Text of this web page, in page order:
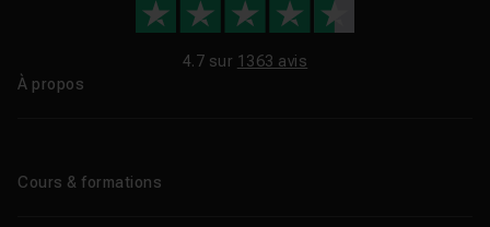
4.7 sur 1363 avis
À propos
Cours & formations